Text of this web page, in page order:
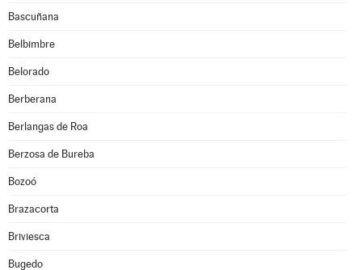
Bascuñana
Belbimbre
Belorado
Berberana
Berlangas de Roa
Berzosa de Bureba
Bozoó
Brazacorta
Briviesca
Bugedo